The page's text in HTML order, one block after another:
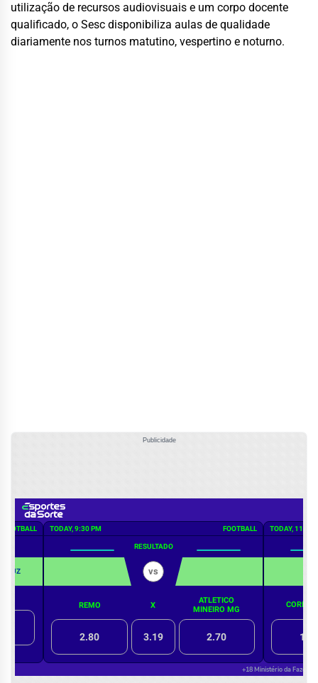
utilização de recursos audiovisuais e um corpo docente
qualificado, o Sesc disponibiliza aulas de qualidade
diariamente nos turnos matutino, vespertino e noturno.
Publicidade